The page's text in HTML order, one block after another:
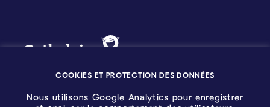
COOKIES ET PROTECTION DES DONNÉES
Nous utilisons Google Analytics pour enregistrer